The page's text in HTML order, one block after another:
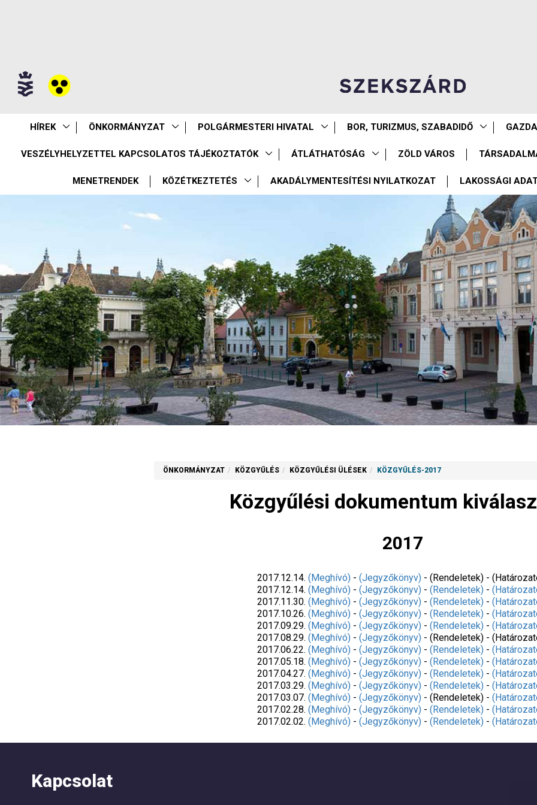
HÍREK ÖNKORMÁNYZAT POLGÁRMESTERI HIVATAL BOR, TURIZMUS, SZABADIDŐ
VESZÉLYHELYZETTEL KAPCSOLATOS TÁJÉKOZTATÓK ÁTLÁTHATÓSÁG ZÖLD VÁROS
MENETRENDEK KÖZÉTKEZTETÉS AKADÁLYMENTESÍTÉSI NYILATKOZAT LAKOSSÁGI
ÖNKORMÁNYZAT KÖZGYŰLÉS KÖZGYŰLÉSI ÜLÉSEK KÖZGYŰLÉS-2017
Közgyűlési dokumentum
2017
2017.12.14. (Meghívó)- (Jegyzőkönyv)- (Rendeletek) -
2017.12.14. (Meghívó)- (Jegyzőkönyv)- (Rendeletek)-
2017.11.30. (Meghívó)- (Jegyzőkönyv)- (Rendeletek)-
2017.10.26. (Meghívó)- (Jegyzőkönyv)- (Rendeletek)-
2017.09.29. (Meghívó)- (Jegyzőkönyv)- (Rendeletek)-
2017.08.29. (Meghívó)- (Jegyzőkönyv)- (Rendeletek) -
2017.06.22. (Meghívó)- (Jegyzőkönyv)- (Rendeletek)-
2017.05.18. (Meghívó)- (Jegyzőkönyv)- (Rendeletek)-
2017.04.27. (Meghívó)- (Jegyzőkönyv)- (Rendeletek)-
2017.03.29. (Meghívó)- (Jegyzőkönyv)- (Rendeletek)-
2017.03.07. (Meghívó)- (Jegyzőkönyv)- (Rendeletek) -
2017.02.28. (Meghívó)- (Jegyzőkönyv)- (Rendeletek)-
2017.02.02. (Meghívó)- (Jegyzőkönyv)- (Rendeletek)-
Kapcsolat